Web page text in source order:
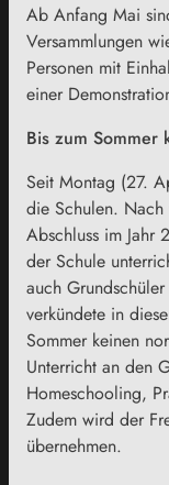
Ab Anfang Mai
Versammlungen
Personen mit
einer
Bis zum Sommer
Seit Montag (27.
die Schulen.
Abschluss im Jahr
der Schule
auch
verkündete in
Sommer keinen
Unterricht an den
Homeschooling,
Zudem wird der
übernehmen.